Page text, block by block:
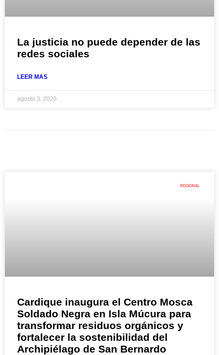
La justicia no puede depender de las
redes sociales
LEER MAS
agosto 3, 2026
REGIONAL
Cardique inaugura el Centro Mosca
Soldado Negra en Isla Múcura para
transformar residuos orgánicos y
fortalecer la sostenibilidad del
Archipiélago de San Bernardo